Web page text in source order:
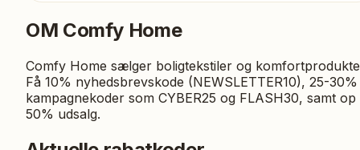
OM Comfy Home
Comfy Home sælger boligtekstiler og
Få 10% nyhedsbrevskode (NEWSLETTER10), 25-30%
kampagnekoder som CYBER25 og FLASH30, samt op
50% udsalg.